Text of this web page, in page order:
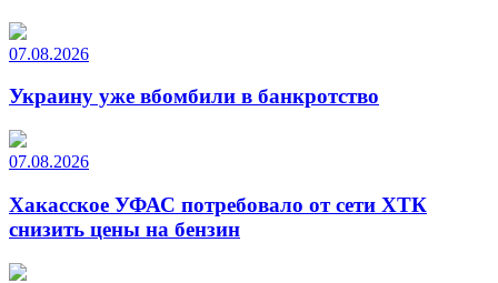
07.08.2026
Украину уже вбомбили в банкротство
07.08.2026
Хакасское УФАС потребовало от сети ХТК
снизить цены на бензин